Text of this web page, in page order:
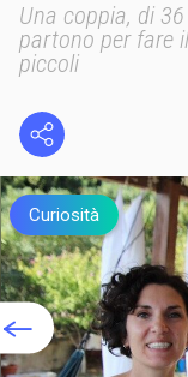
Una coppia, di
partono per fare
piccoli
Curiosità